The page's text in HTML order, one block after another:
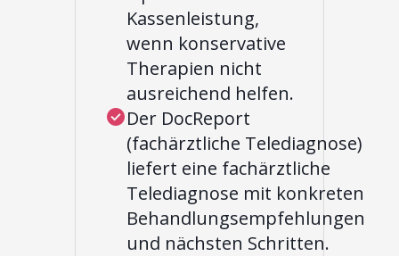
Kassenleistung,
wenn konservative
Therapien nicht
ausreichend helfen.
Der DocReport
(fachärztliche Telediagnose)
liefert eine fachärztliche
Telediagnose mit konkreten
Behandlungsempfehlungen
und nächsten Schritten.